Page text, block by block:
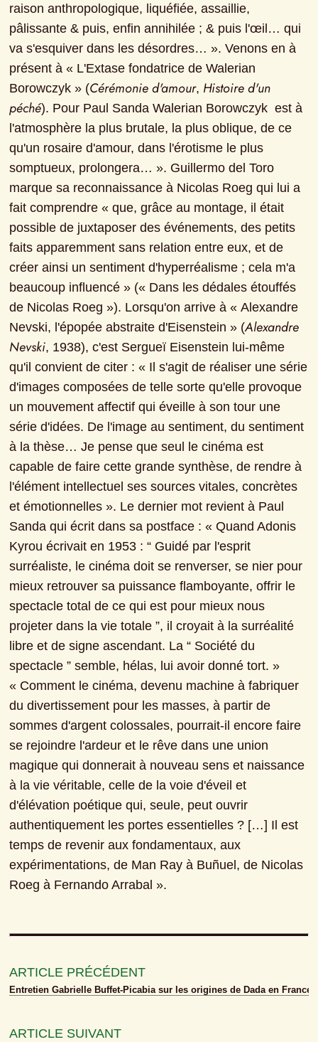
raison anthropologique, liquéfiée, assaillie,
pâlissante & puis, enfin annihilée ; & puis l'œil… qui
va s'esquiver dans les désordres… ». Venons en à
présent à « L'Extase fondatrice de Walerian
Borowczyk » (Cérémonie d'amour, Histoire d'un
péché). Pour Paul Sanda Walerian Borowczyk  est à
l'atmosphère la plus brutale, la plus oblique, de ce
qu'un rosaire d'amour, dans l'érotisme le plus
somptueux, prolongera… ». Guillermo del Toro
marque sa reconnaissance à Nicolas Roeg qui lui a
fait comprendre « que, grâce au montage, il était
possible de juxtaposer des événements, des petits
faits apparemment sans relation entre eux, et de
créer ainsi un sentiment d'hyperréalisme ; cela m'a
beaucoup influencé » (« Dans les dédales étouffés
de Nicolas Roeg »). Lorsqu'on arrive à « Alexandre
Nevski, l'épopée abstraite d'Eisenstein » (Alexandre
Nevski, 1938), c'est Sergueï Eisenstein lui-même
qu'il convient de citer : « Il s'agit de réaliser une série
d'images composées de telle sorte qu'elle provoque
un mouvement affectif qui éveille à son tour une
série d'idées. De l'image au sentiment, du sentiment
à la thèse… Je pense que seul le cinéma est
capable de faire cette grande synthèse, de rendre à
l'élément intellectuel ses sources vitales, concrètes
et émotionnelles ». Le dernier mot revient à Paul
Sanda qui écrit dans sa postface : « Quand Adonis
Kyrou écrivait en 1953 : “ Guidé par l'esprit
surréaliste, le cinéma doit se renverser, se nier pour
mieux retrouver sa puissance flamboyante, offrir le
spectacle total de ce qui est pour mieux nous
projeter dans la vie totale ”, il croyait à la surréalité
libre et de signe ascendant. La “ Société du
spectacle ” semble, hélas, lui avoir donné tort. »
« Comment le cinéma, devenu machine à fabriquer
du divertissement pour les masses, à partir de
sommes d'argent colossales, pourrait-il encore faire
se rejoindre l'ardeur et le rêve dans une union
magique qui donnerait à nouveau sens et naissance
à la vie véritable, celle de la voie d'éveil et
d'élévation poétique qui, seule, peut ouvrir
authentiquement les portes essentielles ? […] Il est
temps de revenir aux fondamentaux, aux
expérimentations, de Man Ray à Buñuel, de Nicolas
Roeg à Fernando Arrabal ».
ARTICLE PRÉCÉDENT
Entretien Gabrielle Buffet-Picabia sur les origines de Dada en France
ARTICLE SUIVANT